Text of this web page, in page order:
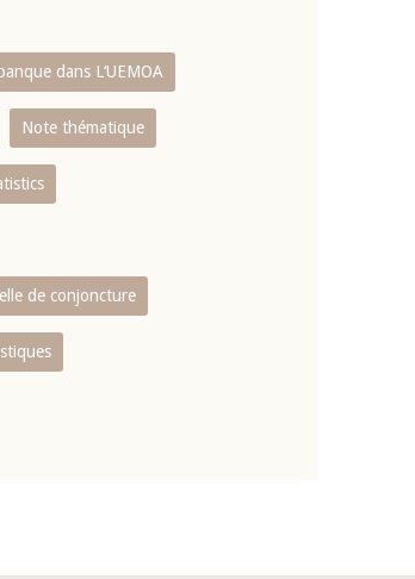
dans L‘UEMOA
Note thématique
de conjoncture